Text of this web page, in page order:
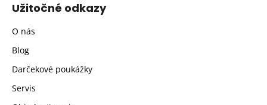
Užitočné odkazy
O nás
Blog
Darčekové poukážky
Servis